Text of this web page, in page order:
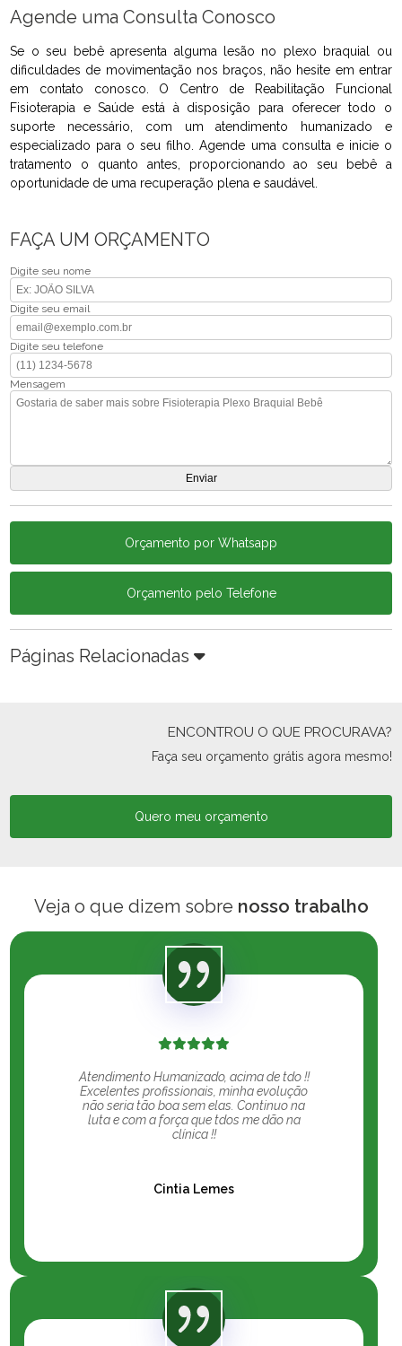
Agende uma Consulta Conosco
Se o seu bebê apresenta alguma lesão no plexo braquial ou
dificuldades de movimentação nos braços, não hesite em entrar
em contato conosco. O Centro de Reabilitação Funcional
Fisioterapia e Saúde está à disposição para oferecer todo o
suporte necessário, com um atendimento humanizado e
especializado para o seu filho. Agende uma consulta e inicie o
tratamento o quanto antes, proporcionando ao seu bebê a
oportunidade de uma recuperação plena e saudável.
FAÇA UM ORÇAMENTO
Digite seu nome
Digite seu email
Digite seu telefone
Mensagem
Orçamento por Whatsapp
Orçamento pelo Telefone
Páginas Relacionadas
ENCONTROU O QUE PROCURAVA?
Faça seu orçamento grátis agora mesmo!
Quero meu orçamento
Veja o que dizem sobre nosso trabalho
Atendimento Humanizado, acima de tdo !!
Excelentes profissionais, minha evolução
não seria tão boa sem elas. Continuo na
luta e com a força que tdos me dão na
clínica !!
Cintia Lemes